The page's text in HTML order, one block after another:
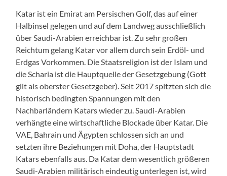
Katar ist ein Emirat am Persischen Golf, das auf einer
Halbinsel gelegen und auf dem Landweg ausschließlich
über Saudi-Arabien erreichbar ist. Zu sehr großen
Reichtum gelang Katar vor allem durch sein Erdöl- und
Erdgas Vorkommen. Die Staatsreligion ist der Islam und
die Scharia ist die Hauptquelle der Gesetzgebung (Gott
gilt als oberster Gesetzgeber). Seit 2017 spitzten sich die
historisch bedingten Spannungen mit den
Nachbarländern Katars wieder zu. Saudi-Arabien
verhängte eine wirtschaftliche Blockade über Katar. Die
VAE, Bahrain und Ägypten schlossen sich an und
setzten ihre Beziehungen mit Doha, der Hauptstadt
Katars ebenfalls aus. Da Katar dem wesentlich größeren
Saudi-Arabien militärisch eindeutig unterlegen ist, wird